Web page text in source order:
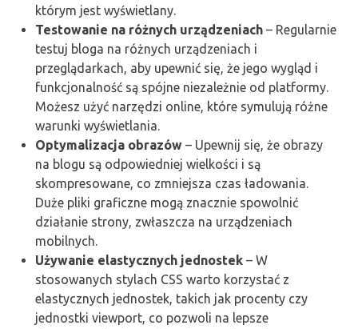
którym jest wyświetlany.
Testowanie na różnych urządzeniach – Regularnie
testuj bloga na różnych urządzeniach i
przeglądarkach, aby upewnić się, że jego wygląd i
funkcjonalność są spójne niezależnie od platformy.
Możesz użyć narzędzi online, które symulują różne
warunki wyświetlania.
Optymalizacja obrazów – Upewnij się, że obrazy
na blogu są odpowiedniej wielkości i są
skompresowane, co zmniejsza czas ładowania.
Duże pliki graficzne mogą znacznie spowolnić
działanie strony, zwłaszcza na urządzeniach
mobilnych.
Używanie elastycznych jednostek – W
stosowanych stylach CSS warto korzystać z
elastycznych jednostek, takich jak procenty czy
jednostki viewport, co pozwoli na lepsze